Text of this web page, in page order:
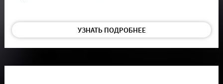
УЗНАТЬ ПОДРОБНЕЕ